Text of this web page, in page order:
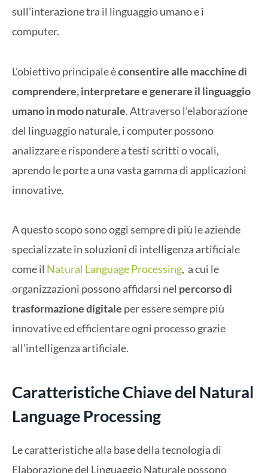
sull’interazione tra il linguaggio umano e i
computer.
L’obiettivo principale èconsentire alle macchine di
comprendere, interpretare e generare il linguaggio
umano in modo naturale. Attraverso l’elaborazione
del linguaggio naturale, i computer possono
analizzare e rispondere a testi scritti o vocali,
aprendo le porte a una vasta gamma di applicazioni
innovative.
A questo scopo sono oggi sempre di più le aziende
specializzate in soluzioni di intelligenza artificiale
come il Natural Language Processing, a cui le
organizzazioni possono affidarsi nel percorso di
trasformazione digitale per essere sempre più
innovative ed efficientare ogni processo grazie
all’intelligenza artificiale.
Caratteristiche Chiave del Natural
Language Processing
Le caratteristiche alla base della tecnologia di
Elaborazione del Linguaggio Naturale possono